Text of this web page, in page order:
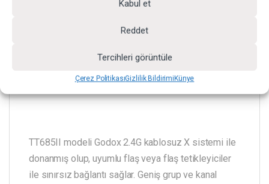
Kabul et
Reddet
Tercihleri görüntüle
Çerez PolitikasıGizlilik BildirimiKünye
Godox 2.4G Kablosuz X Sistemi
TT685II modeli Godox 2.4G kablosuz X sistemi ile
donanmış olup, uyumlu flaş veya flaş tetikleyiciler
ile sınırsız bağlantı sağlar. Geniş grup ve kanal